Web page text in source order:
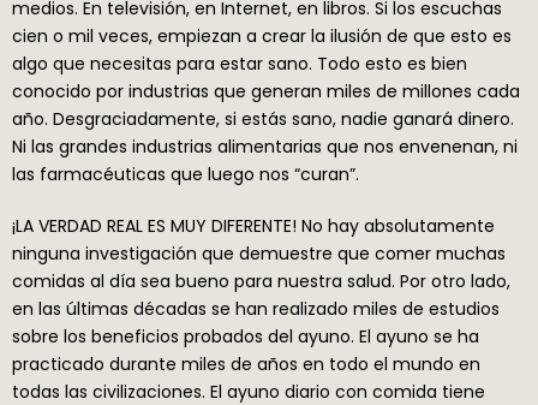
medios. En televisión, en Internet, en libros. Si los escuchas
cien o mil veces, empiezan a crear la ilusión de que esto es
algo que necesitas para estar sano. Todo esto es bien
conocido por industrias que generan miles de millones cada
año. Desgraciadamente, si estás sano, nadie ganará dinero.
Ni las grandes industrias alimentarias que nos envenenan, ni
las farmacéuticas que luego nos “curan”.
¡LA VERDAD REAL ES MUY DIFERENTE! No hay absolutamente
ninguna investigación que demuestre que comer muchas
comidas al día sea bueno para nuestra salud. Por otro lado,
en las últimas décadas se han realizado miles de estudios
sobre los beneficios probados del ayuno. El ayuno se ha
practicado durante miles de años en todo el mundo en
todas las civilizaciones. El ayuno diario con comida tiene